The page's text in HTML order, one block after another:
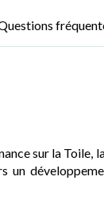
sur la